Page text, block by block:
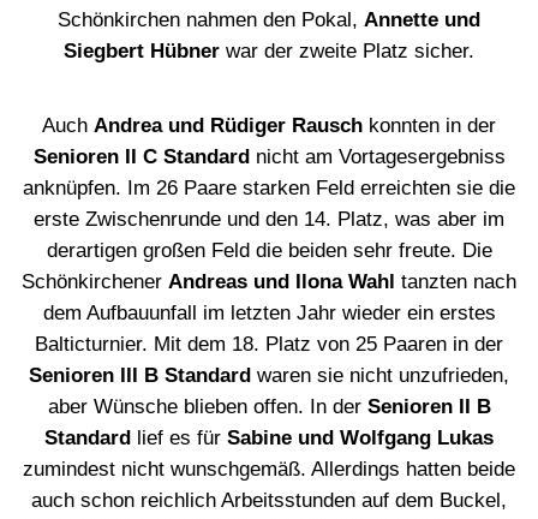
Schönkirchen nahmen den Pokal, Annette und
Siegbert Hübner war der zweite Platz sicher.
Auch Andrea und Rüdiger Rausch konnten in der
Senioren II C Standardnicht am Vortagesergebniss
anknüpfen. Im 26 Paare starken Feld erreichten sie die
erste Zwischenrunde und den 14. Platz, was aber im
derartigen großen Feld die beiden sehr freute. Die
Schönkirchener Andreas und Ilona Wahl tanzten nach
dem Aufbauunfall im letzten Jahr wieder ein erstes
Balticturnier. Mit dem 18. Platz von 25 Paaren in der
Senioren III B Standard waren sie nicht unzufrieden,
aber Wünsche blieben offen. In der Senioren II B
Standard lief es für Sabine und Wolfgang Lukas
zumindest nicht wunschgemäß. Allerdings hatten beide
auch schon reichlich Arbeitsstunden auf dem Buckel,